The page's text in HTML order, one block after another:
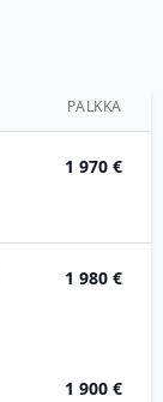
PALKKA
1 970 €
1 980 €
1 900 €